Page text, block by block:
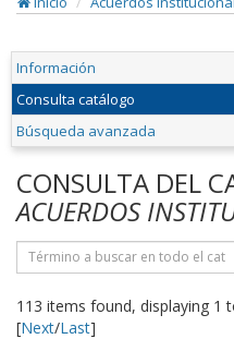
Información
Consulta catálogo
Búsqueda avanzada
CONSULTA DEL
ACUERDOS
113 items found, displaying 1
[Next/Last]